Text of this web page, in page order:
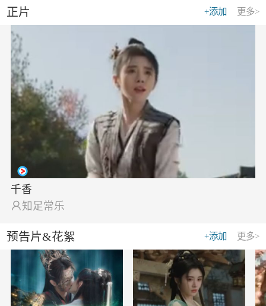
更多>
+添加
正片
千香
 知足常乐
更多>
+添加
预告片&花絮